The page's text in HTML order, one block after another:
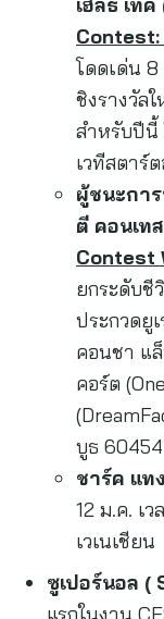
Contest:
โดดเด่น 8
ชิงรางวัล
สำหรับปีนี้
เวทีสตาร์
ผู้ชนะกา
ตี คอนเท
Contest
ยกระดับชี
ประกวดยู
คอนชา แ
คอร์ต
บูธ
ชาร์ค แท
12 ม.ค. เ
เวเนเชียน
ซูเปอร์นอล (